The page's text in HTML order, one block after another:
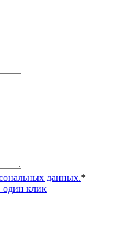
данных.*
один клик